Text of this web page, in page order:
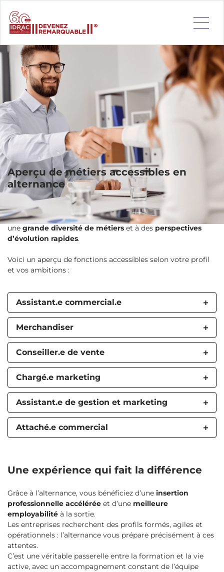
L’alternance est bien plus qu’un mode d’apprentissage :
c’est une expérience professionnalisante qui vous permet
de développer vos compétences tout en construisant votre
avenir professionnel. En combinant formation académique
et immersion en entreprise, vous apprenez à maîtriser les
enjeux réels du terrain, à gagner en autonomie et à
valoriser votre profil auprès des recruteurs. À l’IDRAC
Business School, nous accompagnons chaque étudiant
dans la recherche d’une entreprise partenaire, grâce à un
réseau solide de professionnels, des ateliers de coaching
personnalisés et une pédagogie active axée sur la
performance et l’évolution de carrière.
Aperçu de métiers accessibles en
alternance
Que vous soyez attiré(e) par le commerce, le marketing, la
gestion ou la relation client, l’alternance ouvre la porte à
une grande diversité de métiers et à des perspectives
d’évolution rapides.
Voici un aperçu de fonctions accessibles selon votre profil
et vos ambitions :
Assistant.e commercial.e
Merchandiser
Conseiller.e de vente
Chargé.e marketing
Assistant.e de gestion et marketing
Attaché.e commercial
Une expérience qui fait la différence
Grâce à l’alternance, vous bénéficiez d’une insertion
professionnelle accélérée et d’une meilleure
employabilité à la sortie.
Les entreprises recherchent des profils formés, agiles et
opérationnels : l’alternance vous prépare précisément à ces
attentes.
C’est une véritable passerelle entre la formation et la vie
active, avec un accompagnement constant de l’équipe